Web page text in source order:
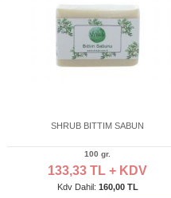
SHRUB BITTIM SABUN
100 gr.
133,33 TL + KDV
Kdv Dahil: 160,00 TL